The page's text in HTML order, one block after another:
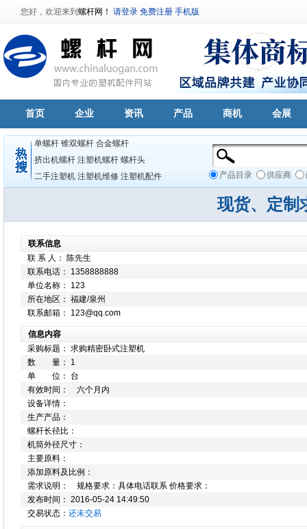
您好，欢迎来到 螺杆网！ 请登录 免费注册 手机版
首页 企业 资讯 产品 商机 会展
单螺杆 锥双螺杆 合金螺杆
挤出机螺杆 注塑机螺杆 螺杆头
二手注塑机 注塑机维修 注塑机配件 产品目录 供应商
现货、定制
联系信息
联 系 人： 陈先生
联系电话： 1358888888
单位名称： 123
所在地区： 福建/泉州
联系邮箱： 123@qq.com
信息内容
采购标题： 求购精密卧式注塑机
数 量： 1
单 位： 台
有效时间： 六个月内
设备详情：
生产产品：
螺杆长径比：
机筒外径尺寸：
主要原料：
添加原料及比例：
需求说明： 规格要求：具体电话联系 价格要求：
发布时间： 2016-05-24 14:49:50
交易状态： 还未交易